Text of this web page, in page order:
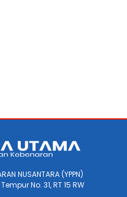
NUSANTARA (YPPN)
No. 31, RT 15 RW